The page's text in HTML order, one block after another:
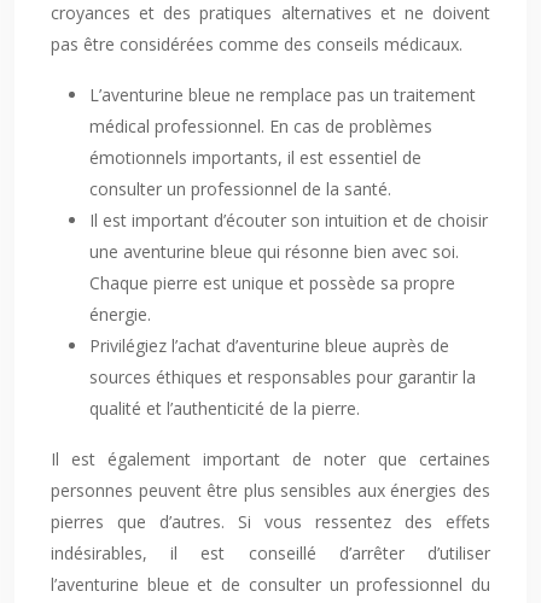
croyances et des pratiques alternatives et ne doivent
pas être considérées comme des conseils médicaux.
L’aventurine bleue ne remplace pas un traitement
médical professionnel. En cas de problèmes
émotionnels importants, il est essentiel de
consulter un professionnel de la santé.
Il est important d’écouter son intuition et de choisir
une aventurine bleue qui résonne bien avec soi.
Chaque pierre est unique et possède sa propre
énergie.
Privilégiez l’achat d’aventurine bleue auprès de
sources éthiques et responsables pour garantir la
qualité et l’authenticité de la pierre.
Il est également important de noter que certaines
personnes peuvent être plus sensibles aux énergies des
pierres que d’autres. Si vous ressentez des effets
indésirables, il est conseillé d’arrêter d’utiliser
l’aventurine bleue et de consulter un professionnel du